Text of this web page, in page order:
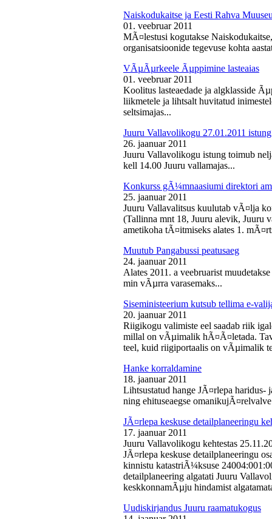
Naiskodukaitse ja Eesti Rahva
01. veebruar 2011
MÃ¤lestusi kogutakse
organisatsioonide tegevuse kohta
VÃµÃµrkeele Ãµppimine lasteaias
01. veebruar 2011
Koolitus lasteaedade ja algklasside
liikmetele ja lihtsalt huvitatud
seltsimajas...
Juuru Vallavolikogu 27.01.2011 istung
26. jaanuar 2011
Juuru Vallavolikogu istung toimub
kell 14.00 Juuru vallamajas...
Konkurss gÃ¼mnaasiumi direktori
25. jaanuar 2011
Juuru Vallavalitsus kuulutab vÃ¤lja
(Tallinna mnt 18, Juuru alevik, Juuru
ametikoha tÃ¤itmiseks alates 1.
Muutub Pangabussi peatusaeg
24. jaanuar 2011
Alates 2011. a veebruarist
min vÃµrra varasemaks...
Siseministeerium kutsub tellima e-
20. jaanuar 2011
Riigikogu valimiste eel saadab riik
millal on vÃµimalik hÃ¤Ã¤letada.
teel, kuid riigiportaalis on vÃµimalik
Hanke korraldamine
18. jaanuar 2011
Lihtsustatud hange JÃ¤rlepa
ning ehituseaegse
JÃ¤rlepa keskuse detailplaneeringu
17. jaanuar 2011
Juuru Vallavolikogu kehtestas
JÃ¤rlepa keskuse detailplaneeringu
kinnistu katastriÃ¼ksuse
detailplaneering algatati Juuru
keskkonnamÃµju hindamist
Uudiskirjandus Juuru raamatukogus